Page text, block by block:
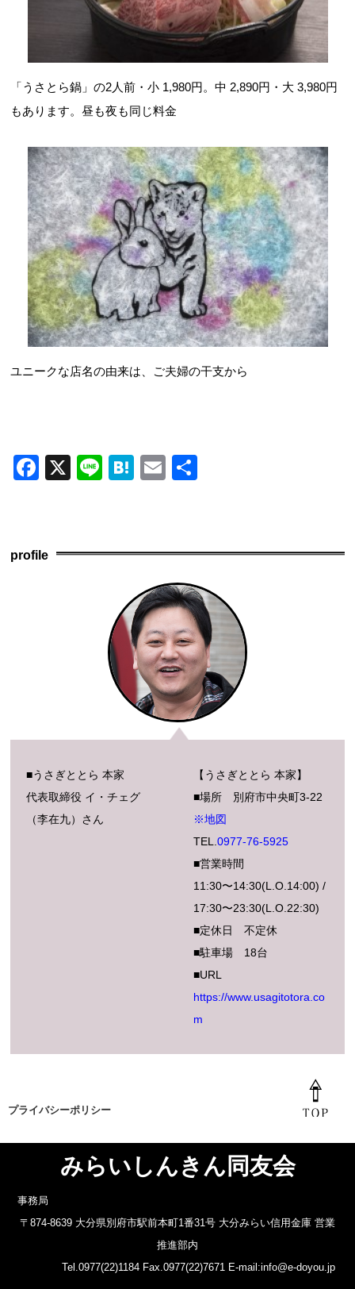
「うさとら鍋」の2人前・小 1,980円。中 2,890円・大 3,980円
もあります。昼も夜も同じ料金
ユニークな店名の由来は、ご夫婦の干支から
F
e
b
X
Li
H
n
E
profile
■うさぎととら 本家
代表取締役 イ・チェグ
（李在九）さん
【うさぎととら 本家】
■場所 別府市中央町3-22
※地図
TEL.0977-76-5925
■営業時間
11:30〜14:30(L.O.14:00) /
17:30〜23:30(L.O.22:30)
■定休日 不定休
■駐車場 18台
■URL
https://www.usagitotora.co
m
プライバシーポリシー
みらいしんきん同友会
事務局
〒874-8639 大分県別府市駅前本町1番31号 大分みらい信用金庫 営業
推進部内
Tel.0977(22)1184 Fax.0977(22)7671 E-mail:info@e-doyou.jp